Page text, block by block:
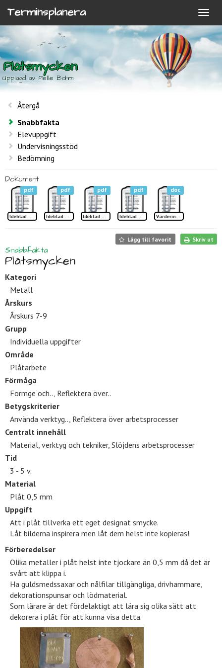
Terminsplanera
Plåtsmycken
Upplagd av Pelle Bohm
Återgå
Snabbfakta
Elevuppgift
Undervisningsstöd
Bedömning
Dokument
pdf
Idéblad Plåtsmycken sid 1
pdf
Idéblad Plåtsmycken sid 2
pdf
Idéblad Plåtsmycken sid 3
pdf
Idéblad Plåtsmycken sid 4
doc
Värdering Plåtsmycken
Lägg till favorit Skriv ut
Snabbfakta
Plåtsmycken
Kategori
Metall
Årskurs
Årskurs 7-9
Grupp
Individuella uppgifter
Område
Plåtarbete
Förmåga
Formge och.., Reflektera över..
Betygskriterier
Använda verktyg.., Reflektera över arbetsprocesser
Centralt innehåll
Material, verktyg och tekniker, Slöjdens arbetsprocesser
Tid
3 - 5 v.
Material
Plåt 0,5 mm
Uppgift
Att i plåt tillverka ett eget designat smycke.
Låt bilderna inspirera men låt dem helst inte kopieras!
Förberedelser
Olika metaller i plåt helst inte tjockare än 0,5 mm då det är
svårt att klippa i.
Ha guldsmedssaxar och nålfilar tillgängliga, drivhammare,
dekorationspunsar och lödmaterial.
Som lärare är det fördelaktigt att lära sig olika sätt att
dekorera i plåt för att kunna visa detta.